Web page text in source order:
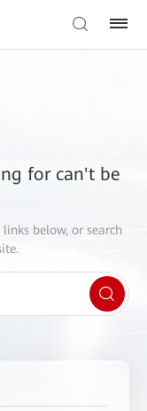
for can't be
below, or search